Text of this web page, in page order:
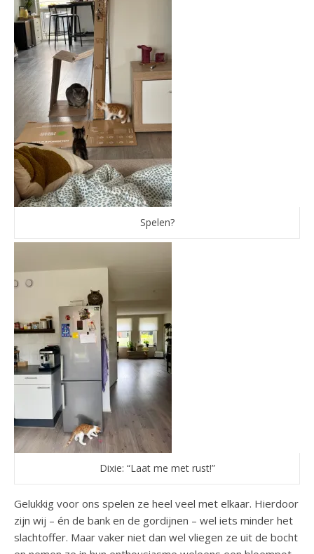
Spelen?
Dixie: “Laat me met rust!”
Gelukkig voor ons spelen ze heel veel met elkaar. Hierdoor
zijn wij – én de bank en de gordijnen – wel iets minder het
slachtoffer. Maar vaker niet dan wel vliegen ze uit de bocht